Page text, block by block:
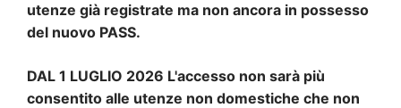
utenze già registrate ma non ancora in possesso
del nuovo PASS.
DAL 1 LUGLIO 2026 L'accesso non sarà più
consentito alle utenze non domestiche che non